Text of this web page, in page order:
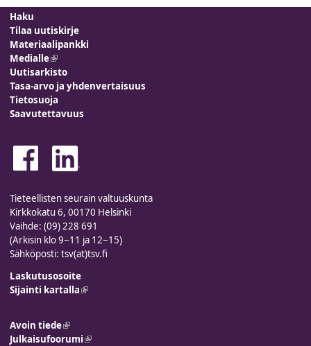
Haku
Tilaa uutiskirje
Materiaalipankki
Medialle(link is external)
Uutisarkisto
Tasa-arvo ja yhdenvertaisuus
Tietosuoja
Saavutettavuus
Tieteellisten seurain valtuuskunta
Kirkkokatu 6, 00170 Helsinki
Vaihde: (09) 228 691
(Arkisin klo 9−11 ja 12−15)
Sähköposti: tsv(at)tsv.fi
Laskutusosoite
Sijainti kartalla(link is external)
Avoin tiede(link is external)
Julkaisufoorumi(link is external)